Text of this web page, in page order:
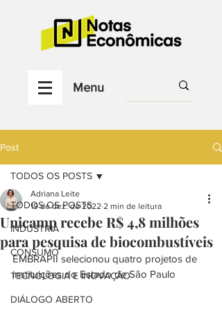
Menu
Post
TODOS OS POSTS
INDÚSTRIA
CONSUMO
TECNOLOGIA E INOVAÇÃO
DIÁLOGO ABERTO
TODOS OS POSTS
Unicamp recebe R$ 4,8 milhões
para pesquisa de biocombustíveis
Adriana Leite
19 de dez. de 2022 2 min de leitura
EMBRAPII selecionou quatro projetos de
instituições do Estado de São Paulo